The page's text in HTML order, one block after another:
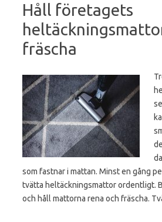
Håll företagets
fräscha
som fastnar i mattan. Minst en gång
tvätta heltäckningsmattor ordentligt.
och håll mattorna rena och fräscha.